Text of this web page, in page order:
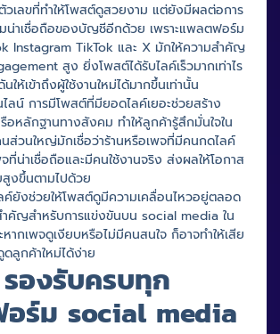
วเลขที่ทำให้โพสต์ดูสวยงาม แต่ยังมีผลต่อการ
น่าเชื่อถือของบัญชีอีกด้วย เพราะแพลตฟอร์ม
Instagram TikTok และ X มักให้ความสำคัญ
สูง ยิ่งโพสต์ได้รับไลค์เร็วมากเท่าไร
ห้เข้าถึงผู้ใช้งานใหม่ได้มากขึ้นเท่านั้น
ลน์ การมีโพสต์ที่มียอดไลค์เยอะช่วยสร้าง
หลักฐานทางสังคม ทำให้ลูกค้ารู้สึกมั่นใจใน
ส่วนใหญ่มักเชื่อว่าร้านหรือเพจที่มีคนกดไลค์
ที่น่าเชื่อถือและมีคนใช้งานจริง ส่งผลให้โอกาส
สูงขึ้นตามไปด้วย
ยังช่วยให้โพสต์ดูมีความเคลื่อนไหวอยู่ตลอด
ำคัญสำหรับการแข่งขันบน social media ใน
ากเพจดูเงียบหรือไม่มีคนสนใจ ก็อาจทำให้เสีย
ลูกค้าใหม่ได้ง่าย
องรับครบทุก
ร์ม social media